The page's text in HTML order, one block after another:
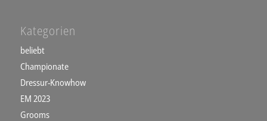
Kategorien
beliebt
Championate
Dressur-Knowhow
EM 2023
Grooms